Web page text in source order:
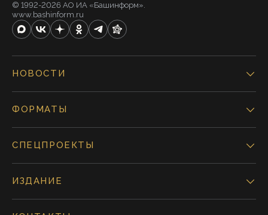
© 1992-2026 АО ИА «Башинформ».
www.bashinform.ru
НОВОСТИ
ФОРМАТЫ
СПЕЦПРОЕКТЫ
ИЗДАНИЕ